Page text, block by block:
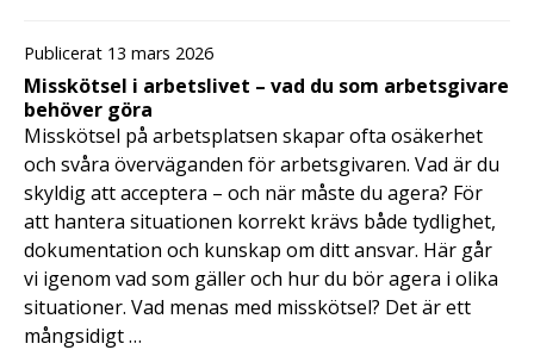
Publicerat 13 mars 2026
Misskötsel i arbetslivet – vad du som arbetsgivare
behöver göra
Misskötsel på arbetsplatsen skapar ofta osäkerhet
och svåra överväganden för arbetsgivaren. Vad är du
skyldig att acceptera – och när måste du agera? För
att hantera situationen korrekt krävs både tydlighet,
dokumentation och kunskap om ditt ansvar. Här går
vi igenom vad som gäller och hur du bör agera i olika
situationer. Vad menas med misskötsel? Det är ett
mångsidigt …